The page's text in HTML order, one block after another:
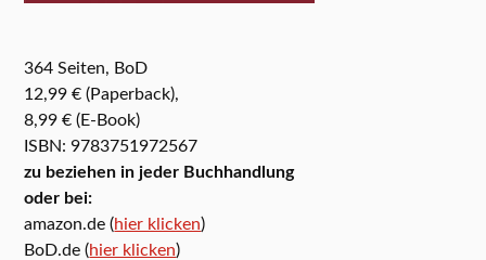
364 Seiten, BoD
12,99 € (Paperback),
8,99 € (E-Book)
ISBN: 9783751972567
zu beziehen in jeder Buchhandlung
oder bei:
amazon.de (hier klicken)
BoD.de (hier klicken)